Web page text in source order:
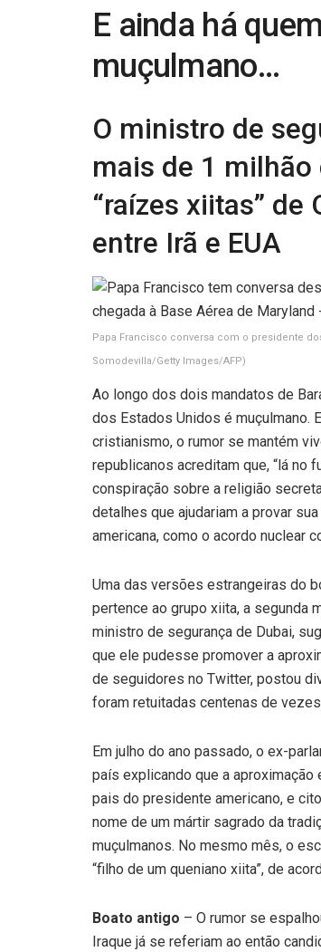
E ainda há
muçulmano…
O ministro de
mais de 1
“raízes xiitas”
entre Irã e EUA
Papa Francisco conversa com o presidente
Somodevilla/Getty Images/AFP)
Ao longo dos dois mandatos de
dos Estados Unidos é muçulmano.
cristianismo, o rumor se mantém
republicanos acreditam que, “lá no
conspiração sobre a religião
detalhes que ajudariam a provar
americana, como o acordo nuclear
Uma das versões estrangeiras do
pertence ao grupo xiita, a segunda
ministro de segurança de Dubai,
que ele pudesse promover a
de seguidores no Twitter, postou
foram retuitadas centenas de
Em julho do ano passado, o ex-
país explicando que a aproximação
pais do presidente americano, e
nome de um mártir sagrado da
muçulmanos. No mesmo mês, o
“filho de um queniano xiita”, de
Boato antigo – O rumor se
Iraque já se referiam ao então